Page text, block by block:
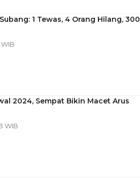
1 Tewas, 4 Orang Hilang, 300
2024, Sempat Bikin Macet Arus
WIB